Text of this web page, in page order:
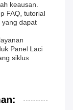
keausan.
FAQ, tutorial
yang dapat
Panel Laci
siklus